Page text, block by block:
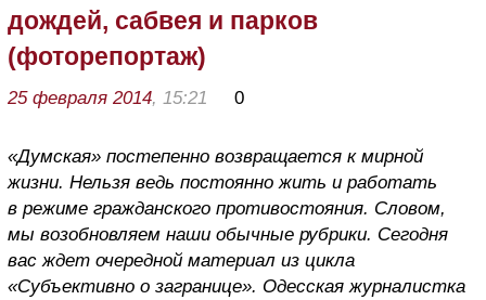
дождей, сабвея и парков
(фоторепортаж)
25 февраля 2014, 15:21 0
«Думская» постепенно возвращается к мирной
жизни. Нельзя ведь постоянно жить и работать
в режиме гражданского противостояния. Словом,
мы возобновляем наши обычные рубрики. Сегодня
вас ждет очередной материал из цикла
«Субъективно о загранице». Одесская журналистка